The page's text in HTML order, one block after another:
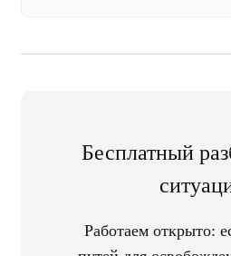
Бесплатный
Работаем открыто: